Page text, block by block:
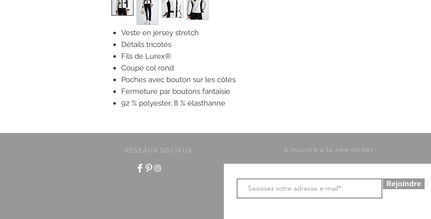
Veste en jersey stretch
Détails tricotés
Fils de Lurex®
Coupe col rond
Poches avec bouton sur les côtés
Fermeture par boutons fantaisie
92 % polyester, 8 % élasthanne
RESEAUX SOCIAUX S'inscrire à la newsletter
Rejoindre